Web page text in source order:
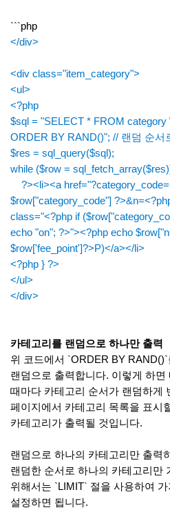
```php
</div>
<div class="item_category">
<ul>
<?php
$sql = "SELECT * FROM
ORDER BY RAND()"; // 랜덤 순서
$res = sql_query($sql);
while ($row =
?><li><a
$row["category_code"]
class="<?php if
echo "on"; ?>"><?php echo
$row['fee_point']?>P)</a></li>
<?php } ?>
</ul>
</div>
카테고리를 랜덤으로 하나만 출력
위 코드에서 `ORDER BY
랜덤으로 출력합니다. 이렇게 하
때마다 카테고리 순서가 랜덤하게
페이지에서 카테고리 목록을 표시
카테고리가 출력될 것입니다.
랜덤으로 하나의 카테고리만 출력
랜덤한 순서로 하나의 카테고리만
위해서는 `LIMIT` 절을 사용하여
설정하면 됩니다.